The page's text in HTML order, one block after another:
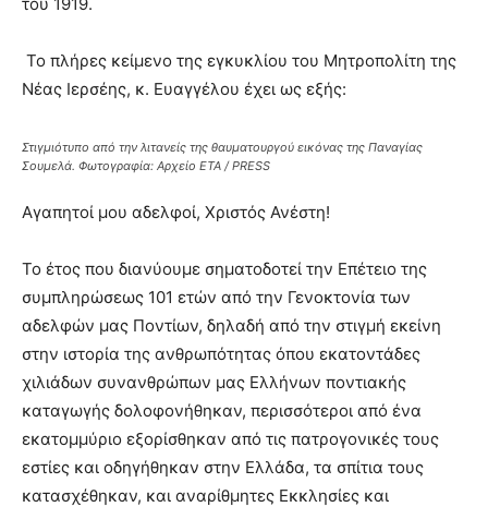
Το πλήρες κείμενο της εγκυκλίου του Μητροπολίτη της
Νέας Ιερσέης, κ. Ευαγγέλου έχει ως εξής:
Στιγμιότυπο από την λιτανείς της θαυματουργού εικόνας της Παναγίας
Σουμελά. Φωτογραφία: Αρχείο ETA / PRESS
Αγαπητοί µου αδελφοί, Χριστός Ανέστη!
Το έτος που διανύουµε σηµατοδοτεί την Επέτειο της
συµπληρώσεως 101 ετών από την Γενοκτονία των
αδελφών µας Ποντίων, δηλαδή από την στιγμή εκείνη
στην ιστορία της ανθρωπότητας όπου εκατοντάδες
χιλιάδων συνανθρώπων µας Ελλήνων ποντιακής
καταγωγής δολοφονήθηκαν, περισσότεροι από ένα
εκατοµµύριο εξορίσθηκαν από τις πατρογονικές τους
εστίες και οδηγήθηκαν στην Ελλάδα, τα σπίτια τους
κατασχέθηκαν, και αναρίθµητες Εκκλησίες και